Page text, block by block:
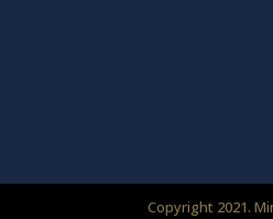
Copyright 2021.